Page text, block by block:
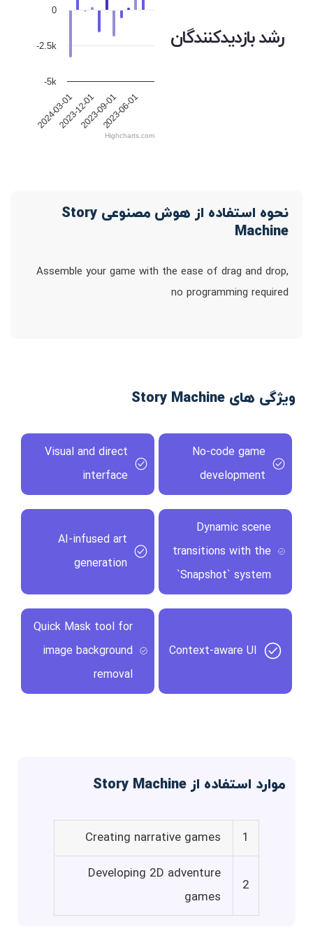
رشد بازدیدکنندگان
2024-03-012023-09-01
2023-12-012023-06-01
-5k
-2.5k
0
Highcharts.com
نحوه استفاده از هوش مصنوعی Story
Machine
Assemble your game with the ease of drag and drop,
no programming required
ویژگی های Story Machine
No-code game
development
Visual and direct
interface
Dynamic scene
transitions with the
`Snapshot` system
AI-infused art
generation
Context-aware UI
Quick Mask tool for
image background
removal
موارد استفاده از Story Machine
1
Creating narrative games
2
Developing 2D adventure
games